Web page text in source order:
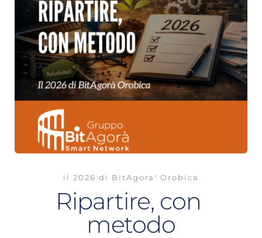
il 2026 di BitAgora' Orobica
Ripartire, con
metodo